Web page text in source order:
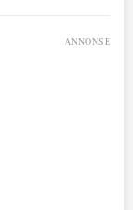
ANNONSE